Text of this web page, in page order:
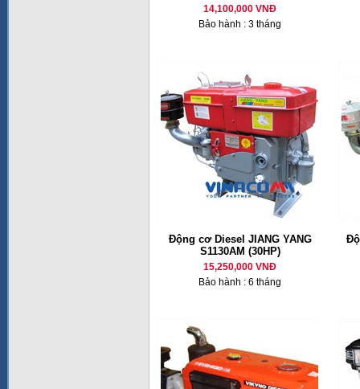
14,100,000 VNĐ
Bảo hành : 3 tháng
Động cơ Diesel JIANG YANG
S1130AM (30HP)
15,250,000 VNĐ
Bảo hành : 6 tháng